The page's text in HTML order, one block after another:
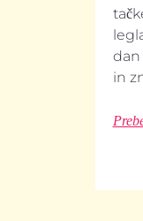
dan
in